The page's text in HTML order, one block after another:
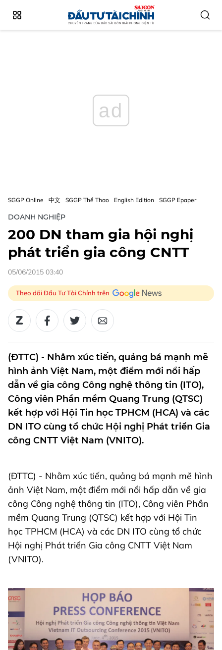
ad
SGGP Online 中文 SGGP Thể Thao English Edition SGGP Epaper
DOANH NGHIỆP
200 DN tham gia hội nghị
phát triển gia công CNTT
05/06/2015 03:40
Theo dõi Đầu Tư Tài Chính trên
(ĐTTC) - Nhằm xúc tiến, quảng bá mạnh mẽ
hình ảnh Việt Nam, một điểm mới nổi hấp
dẫn về gia công Công nghệ thông tin (ITO),
Công viên Phần mềm Quang Trung (QTSC)
kết hợp với Hội Tin học TPHCM (HCA) và các
DN ITO cùng tổ chức Hội nghị Phát triển Gia
công CNTT Việt Nam (VNITO).
(ĐTTC) - Nhằm xúc tiến, quảng bá mạnh mẽ hình
ảnh Việt Nam, một điểm mới nổi hấp dẫn về gia
công Công nghệ thông tin (ITO), Công viên Phần
mềm Quang Trung (QTSC) kết hợp với Hội Tin
học TPHCM (HCA) và các DN ITO cùng tổ chức
Hội nghị Phát triển Gia công CNTT Việt Nam
(VNITO).